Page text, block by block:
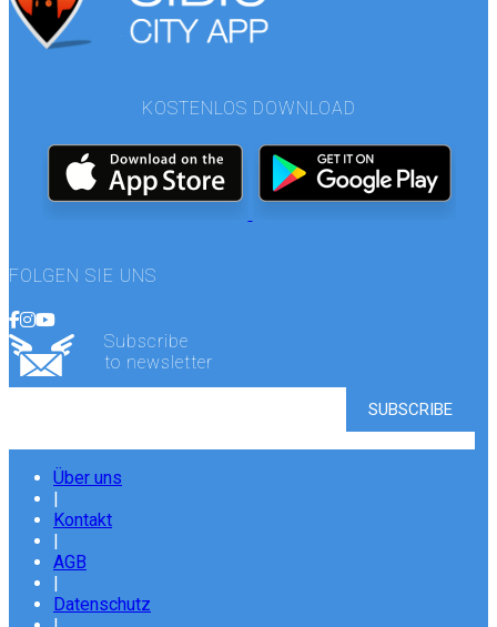
KOSTENLOS DOWNLOAD
FOLGEN SIE UNS
Subscribe
to newsletter
Über uns
Kontakt
AGB
Datenschutz